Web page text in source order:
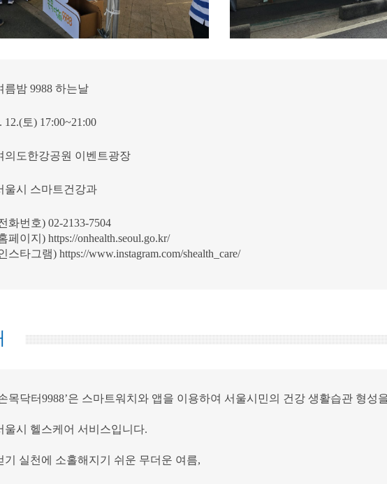
름밤 9988 하는날
12.(토) 17:00~21:00
의도한강공원 이벤트광장
울시 스마트건강과
화번호) 02-2133-7504
페이지) https://onhealth.seoul.go.kr/
스타그램) https://www.instagram.com/shealth_care/
목닥터9988’은 스마트워치와 앱을 이용하여 서울시민의 건강 생활습관 형성
울시 헬스케어 서비스입니다.
기 실천에 소홀해지기 쉬운 무더운 여름,